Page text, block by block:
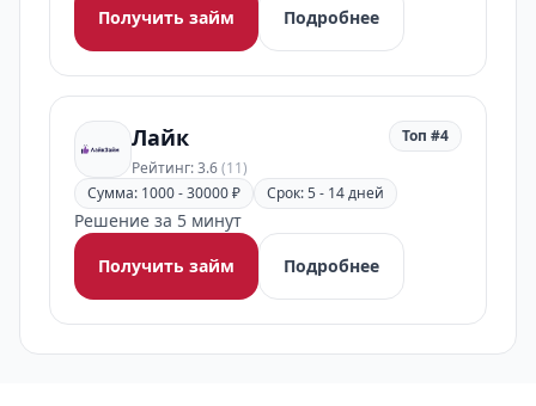
Получить займ
Подробнее
Лайк
Рейтинг: 3.6(11)
Топ #4
Сумма: 1000 - 30000 ₽ Срок: 5 - 14 дней
Решение за 5 минут
Получить займ
Подробнее